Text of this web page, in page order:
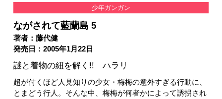
少年ガンガン
ながされて藍蘭島 5
著者：藤代健
発売日：2005年1月22日
謎と着物の紐を解く!! ハラリ
超が付くほど人見知りの少女・梅梅の意外すぎる行動に、
とまどう行人。そんな中、梅梅が何者かによって誘拐され